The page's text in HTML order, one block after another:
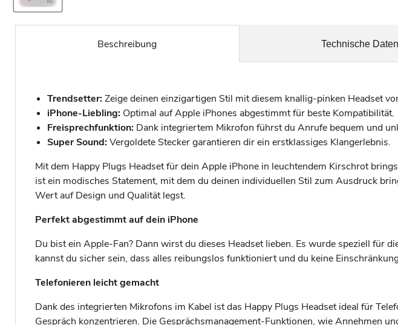
Beschreibung
Trendsetter:Zeige deinen einzigartigen Stil mit diesem knallig-pinken Headset
iPhone-Liebling: Optimal auf Apple iPhones abgestimmt für beste Kompatibilität.
Freisprechfunktion: Dank integriertem Mikrofon führst du Anrufe bequem und
Super Sound:Vergoldete Stecker garantieren dir ein erstklassiges Klangerlebnis.
Mit dem Happy Plugs Headset für dein Apple iPhone in leuchtendem Kirschrot
ist ein modisches Statement, mit dem du deinen individuellen Stil zum Ausdruck
Wert auf Design und Qualität legst.
Perfekt abgestimmt auf dein iPhone
Du bist ein Apple-Fan? Dann wirst du dieses Headset lieben. Es wurde speziell für
kannst du sicher sein, dass alles reibungslos funktioniert und du keine
Telefonieren leicht gemacht
Dank des integrierten Mikrofons im Kabel ist das Happy Plugs Headset ideal für
Gespräch konzentrieren. Die Gesprächsmanagement-Funktionen, wie Annehmen
Technische Daten